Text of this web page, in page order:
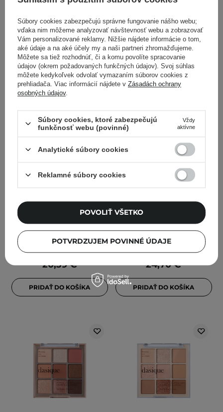
1
21,51 €
PRIDAŤ DO KOŠÍKA
1
24,70 €
PRIDAŤ DO KOŠÍKA
- Paleta očných tieňov -
#04 Pastel Dream - 7g
1
20,39 €
PRIDAŤ DO KOŠÍKA
- Paletka očných tieňov -
#05 Sunset Muhly - 7g
24,70 €
PRIDAŤ DO KOŠÍKA
Súbory cookies zabezpečujú správne fungovanie nášho webu;
vďaka nim môžeme analyzovať návštevnosť webu a zobrazovať
Vám personalizované reklamy. Nižšie nájdete informácie o tom,
aké údaje a na aké účely my a naši partneri zhromažďujeme.
Môžete sa tiež rozhodnúť, či a komu povolíte spracovanie
údajov (okrem požadovaných funkčných údajov). Svoj súhlas
môžete kedykoľvek odvolať vymazaním súborov cookies z
prehliadača. Viac informácií nájdete v Zásadách ochrany
osobných údajov.
Súbory cookies, ktoré zabezpečujú
funkčnosť webu (povinné)
Vždy
aktívne
Analytické súbory cookies
Reklamné súbory cookies
POTVRDZUJEM POVINNÉ ÚDAJE
POVOLIŤ VŠETKO